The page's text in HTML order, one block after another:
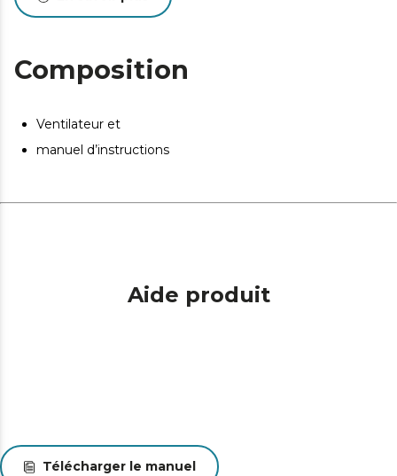
N/A
Composition
Ventilateur et
manuel d’instructions
Aide produit
Télécharger le manuel